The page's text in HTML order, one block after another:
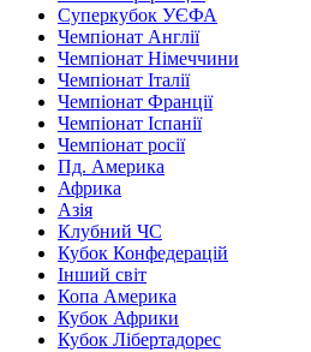
Суперкубок УЄФА
Чемпіонат Англії
Чемпіонат Німеччини
Чемпіонат Італії
Чемпіонат Франції
Чемпіонат Іспанії
Чемпіонат росії
Пд. Америка
Африка
Азія
Клубний ЧС
Кубок Конфедерацій
Інший світ
Копа Америка
Кубок Африки
Кубок Лібертадорес